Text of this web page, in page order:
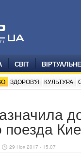
СВІТ
ЗДОРОВ'Я КУЛЬТУРА
поезда
29 Ноя 2017 - 15:07